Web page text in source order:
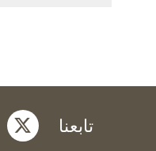
تابعنا twitter